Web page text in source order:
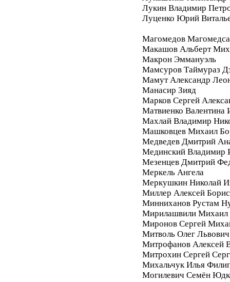
Лукин Владимир
Луценко Юрий
Магомедов
Макашов Альберт
Макрон Эммануэль
Мамсуров Таймураз
Мамут Александр
Манасир Зияд
Марков Сергей
Матвиенко Валентина
Махлай Владимир
Машковцев Михаил
Медведев Дмитрий
Мединский Владимир
Мезенцев Дмитрий
Меркель Ангела
Меркушкин Николай
Миллер Алексей
Минниханов Рустам
Мирилашвили Михаил
Миронов Сергей
Митволь Олег Львович
Митрофанов Алексей
Митрохин Сергей
Михальчук Илья
Могилевич Семён